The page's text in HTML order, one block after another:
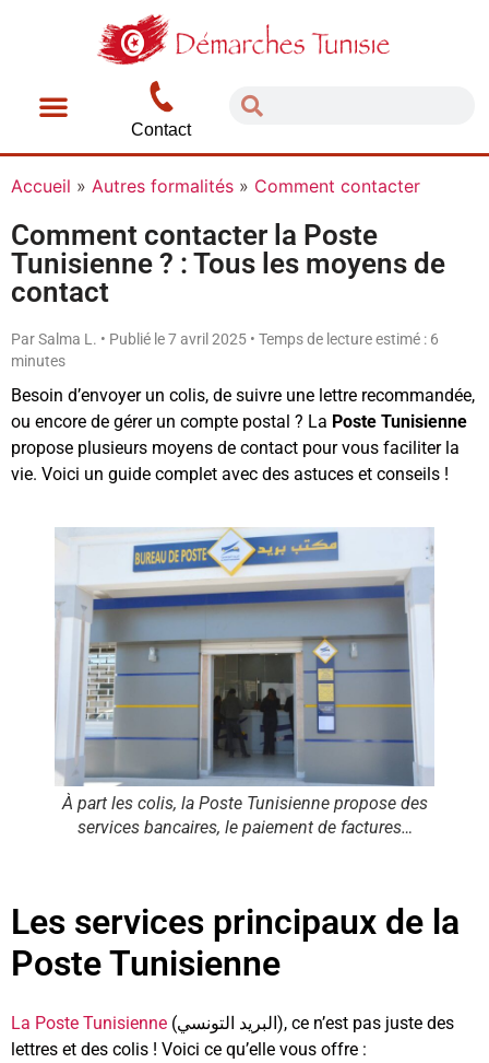
Contact
Accueil » Autres formalités » Comment contacter
Comment contacter la Poste
Tunisienne ? : Tous les moyens de
contact
Par Salma L. • Publié le 7 avril 2025 • Temps de lecture estimé : 6
minutes
Besoin d’envoyer un colis, de suivre une lettre recommandée,
ou encore de gérer un compte postal ? La Poste Tunisienne
propose plusieurs moyens de contact pour vous faciliter la
vie. Voici un guide complet avec des astuces et conseils !
À part les colis, la Poste Tunisienne propose des
services bancaires, le paiement de factures…
Les services principaux de la
Poste Tunisienne
La Poste Tunisienne (البريد التونسي), ce n’est pas juste des
lettres et des colis ! Voici ce qu’elle vous offre :